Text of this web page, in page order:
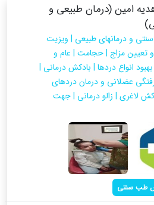
امین (درمان طبیعی و
و درمانهای طبیعی | ویزیت
مزاج | حجامت | عام و
انواع دردها | بادکش درمانی |
عضلانی و درمان دردهای
لاغری | زالو درمانی | جهت
طب سنتی